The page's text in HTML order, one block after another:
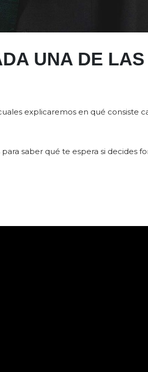
UNA DE
explicaremos en qué consiste
saber qué te espera si decides